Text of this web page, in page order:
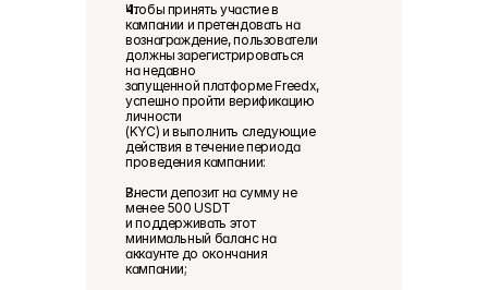
Чтобы принять участие в
кампании и претендовать на
вознаграждение, пользователи
должны зарегистрироваться
на недавно
запущенной платформе Freedx,
успешно пройти верификацию
личности
(KYC) и выполнить следующие
действия в течение периода
проведения кампании:
Внести депозит на сумму не
менее 500 USDT
и поддерживать этот
минимальный баланс на
аккаунте до окончания
кампании;